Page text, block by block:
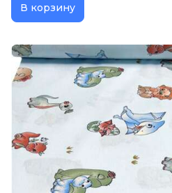
В корзину